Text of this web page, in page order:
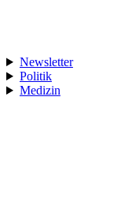
Newsletter
Politik
Medizin